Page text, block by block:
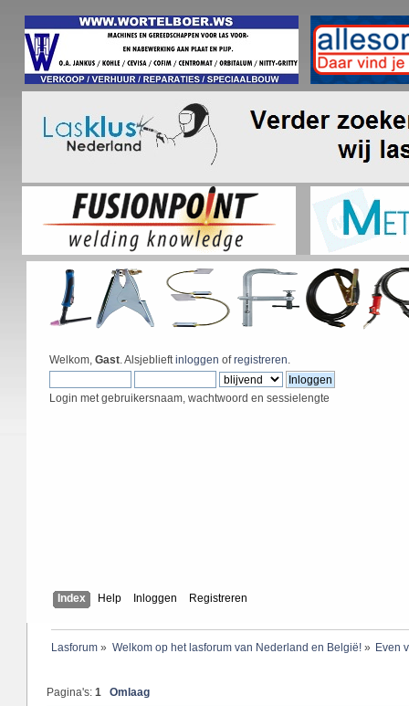
Welkom, Gast. Alsjeblieftinloggen ofregistreren.
Login met gebruikersnaam, wachtwoord en sessielengte
Index Help Inloggen Registreren
Lasforum» Welkom op het lasforum van Nederland en België!» Even
Pagina's:1 Omlaag